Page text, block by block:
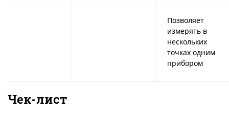
Позволяет
измерять в
нескольких
точках одним
прибором
Чек-лист